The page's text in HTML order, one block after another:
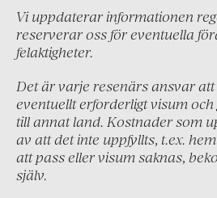
Italien
Montenegro
Nederländerna
Portugal
Schweiz
Skandinavien
Spanien
Vi uppdaterar informationen
reserverar oss för eventuella
felaktigheter.
Det är varje resenärs ansvar att
eventuellt erforderligt visum och
till annat land. Kostnader som
av att det inte uppfyllts, t.ex.
att pass eller visum saknas,
själv.